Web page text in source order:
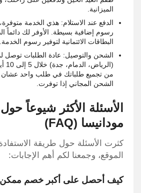
الميزانية.
الدفع عند الاستلام: هذي الخدمة
رسوم إضافية بسيطة. الأوفر لك دائماً
البطاقات الائتمانية لتوفير رسوم الخدمة.
الشحن والتوصيل: عادة الطلبات توصل
من تجميع طلباتك في طلب واحد
الشحن المجاني إذا توفرت.
الأسئلة الأكثر شيوعاً
مودانيسا (FAQ)
كثرت الأسئلة حول طريقة
الموقع، وجمعنا لكم أهم الإجابات:
كيف أحصل على أكبر خصم